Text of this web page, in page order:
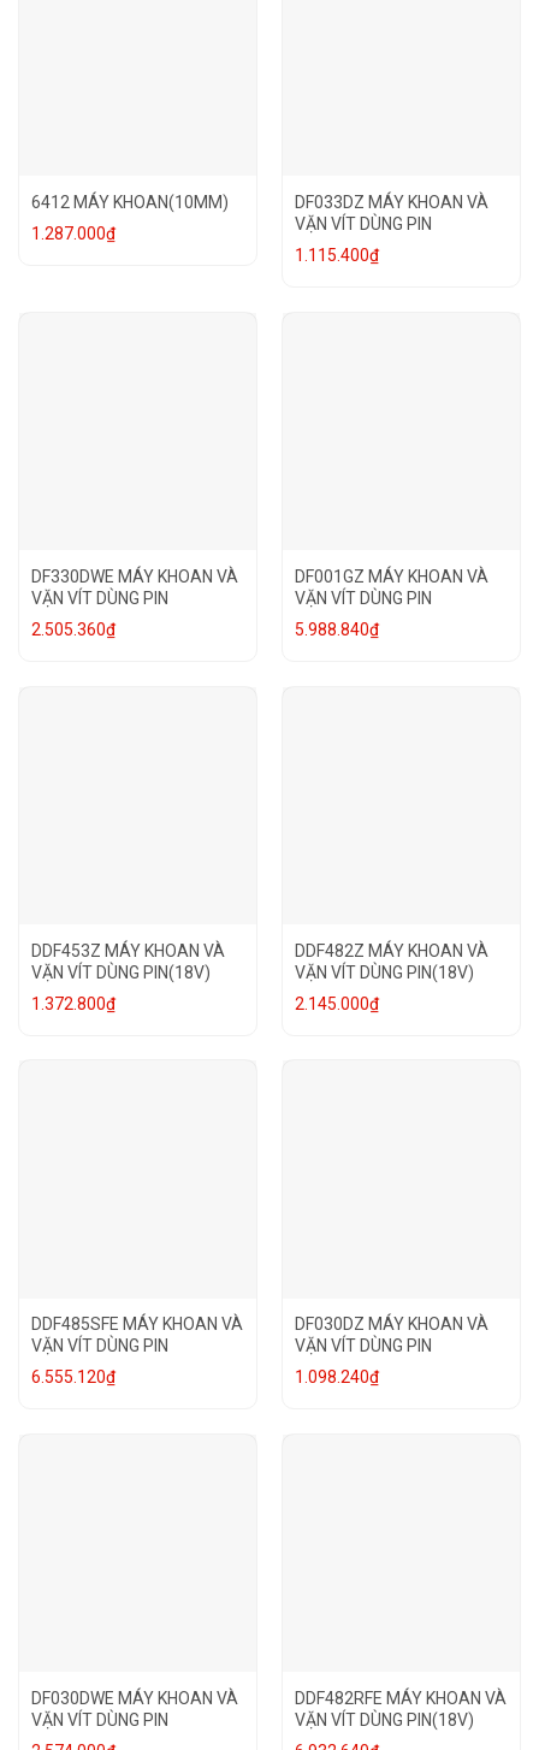
6412 MÁY KHOAN(10MM)
1.287.000₫
DF033DZ MÁY KHOAN VÀ
VẶN VÍT DÙNG PIN
1.115.400₫
DF330DWE MÁY KHOAN VÀ
VẶN VÍT DÙNG PIN
2.505.360₫
DF001GZ MÁY KHOAN VÀ
VẶN VÍT DÙNG PIN
5.988.840₫
DDF453Z MÁY KHOAN VÀ
VẶN VÍT DÙNG PIN(18V)
1.372.800₫
DDF482Z MÁY KHOAN VÀ
VẶN VÍT DÙNG PIN(18V)
2.145.000₫
DDF485SFE MÁY KHOAN VÀ
VẶN VÍT DÙNG PIN
6.555.120₫
DF030DZ MÁY KHOAN VÀ
VẶN VÍT DÙNG PIN
1.098.240₫
DF030DWE MÁY KHOAN VÀ
VẶN VÍT DÙNG PIN
DDF482RFE MÁY KHOAN VÀ
VẶN VÍT DÙNG PIN(18V)